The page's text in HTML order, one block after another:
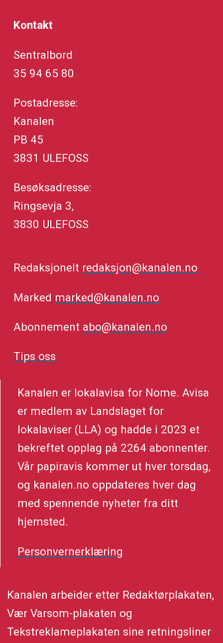
Kontakt
Sentralbord
35 94 65 80
Postadresse:
Kanalen
PB 45
3831 ULEFOSS
Besøksadresse:
Ringsevja 3,
3830 ULEFOSS
Redaksjonelt redaksjon@kanalen.no
Marked marked@kanalen.no
Abonnement abo@kanalen.no
Tips oss
Kanalen er lokalavisa for Nome. Avisa
er medlem av Landslaget for
lokalaviser (LLA) og hadde i 2023 et
bekreftet opplag på 2264 abonnenter.
Vår papiravis kommer ut hver torsdag,
og kanalen.no oppdateres hver dag
med spennende nyheter fra ditt
hjemsted.
Personvernerklæring
Kanalen arbeider etter Redaktørplakaten,
Vær Varsom-plakaten og
Tekstreklameplakaten sine retningsliner